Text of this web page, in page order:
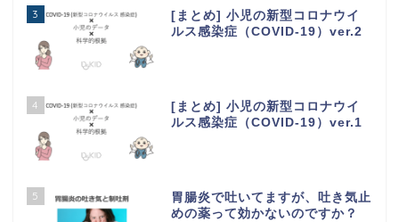
3
[まとめ] 小児の新型コロナウイ
ルス感染症（COVID-19）ver.2
4
[まとめ] 小児の新型コロナウイ
ルス感染症（COVID-19）ver.1
5
胃腸炎で吐いてますが、吐き気止
めの薬って効かないのですか？